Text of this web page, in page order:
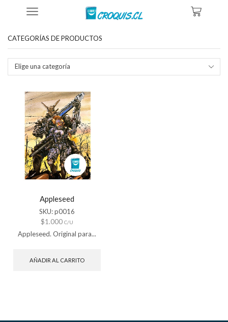
Tienda Productos Etiquetados “appleseed”
CATEGORÍAS DE PRODUCTOS
Elige una categoría
Appleseed
SKU:p0016
$1.000 C/U
Appleseed. Original para...
AÑADIR AL CARRITO